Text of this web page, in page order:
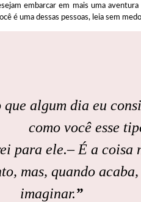
embarcar em mais uma
é uma dessas pessoas, leia sem
que algum dia eu
como você esse
para ele.– É a coisa
mas, quando
imaginar.